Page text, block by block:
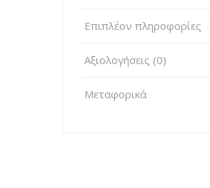
Επιπλέον πληροφορίες
Αξιολογήσεις (0)
Μεταφορικά